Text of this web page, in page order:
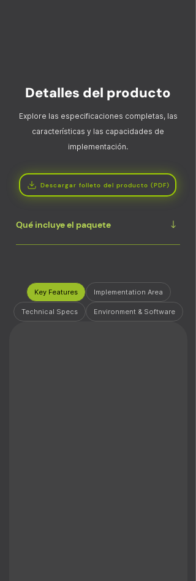
Detalles del producto
Explore las especificaciones completas, las
características y las capacidades de
implementación.
Descargar folleto del producto (PDF)
Qué incluye el paquete
proximidad
Key Features Implementation Area
Technical Specs Environment & Software